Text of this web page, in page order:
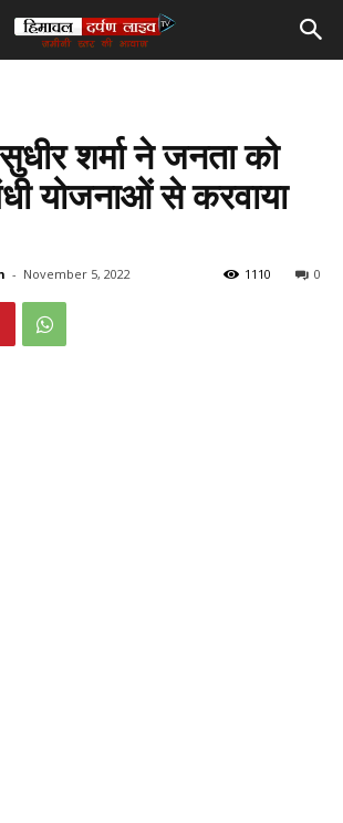
शर्मा ने जनता को
योजनाओं से करवाया
- November 5, 2022 0
1110